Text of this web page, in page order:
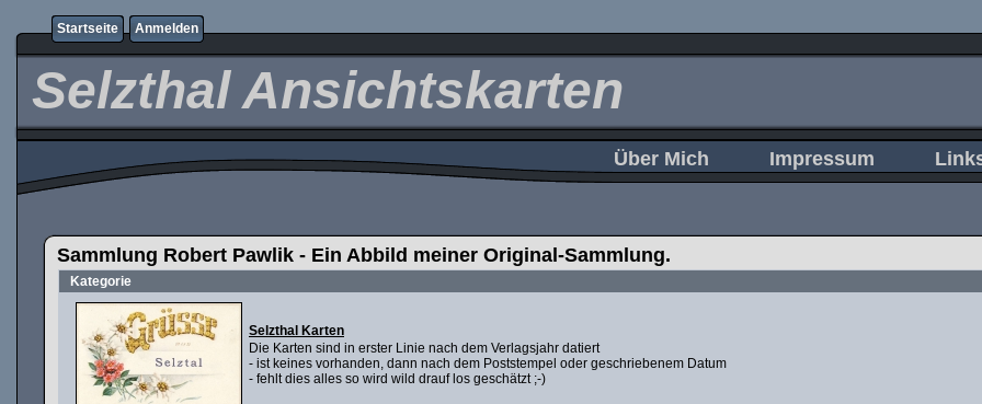
Startseite Anmelden
Selzthal Ansichtskarten
Über Mich Impressum
Sammlung Robert Pawlik - Ein Abbild meiner Original-Sammlung.
Kategorie
Selzthal Karten
Die Karten sind in erster Linie nach dem Verlagsjahr datiert
- ist keines vorhanden, dann nach dem Poststempel oder geschriebenem Datum
- fehlt dies alles so wird wild drauf los geschätzt ;-)